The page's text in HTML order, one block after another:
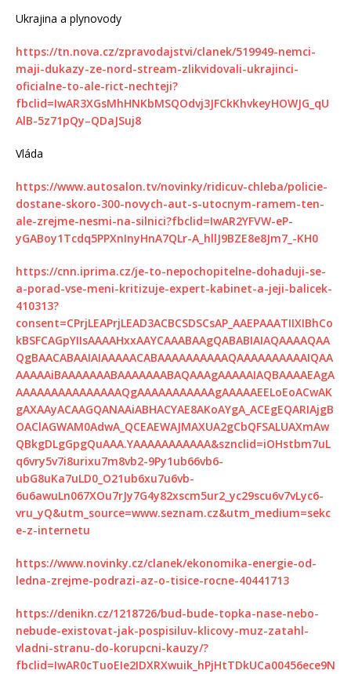
Ukrajina a plynovody
https://tn.nova.cz/zpravodajstvi/clanek/519949-nemci-
maji-dukazy-ze-nord-stream-zlikvidovali-ukrajinci-
oficialne-to-ale-rict-nechteji?
fbclid=IwAR3XGsMhHNKbMSQOdvj3JFCkKhvkeyHOWJG_qU
AlB-5z71pQy–QDaJSuj8
Vláda
https://www.autosalon.tv/novinky/ridicuv-chleba/policie-
dostane-skoro-300-novych-aut-s-utocnym-ramem-ten-
ale-zrejme-nesmi-na-silnici?fbclid=IwAR2YFVW-eP-
yGABoy1Tcdq5PPXnInyHnA7QLr-A_hllJ9BZE8e8Jm7_-KH0
https://cnn.iprima.cz/je-to-nepochopitelne-dohaduji-se-
a-porad-vse-meni-kritizuje-expert-kabinet-a-jeji-balicek-
410313?
consent=CPrjLEAPrjLEAD3ACBCSDSCsAP_AAEPAAATIIXIBhCo
kBSFCAGpYIIsAAAAHxxAAYCAAABAAgQABABIAIAQAAAAQAA
QgBAACABAAIAIAAAAACABAAAAAAAAAAQAAAAAAAAAAIQAA
AAAAAiBAAAAAAABAAAAAAABAQAAAgAAAAAIAQBAAAAEAgA
AAAAAAAAAAAAAAAQgAAAAAAAAAAAgAAAAAEELoEoACwAK
gAXAAyACAAGQANAAiABHACYAE8AKoAYgA_ACEgEQARIAjgB
OAClAGWAM0AdwA_QCEAEWAJMAXUA2gCbQFSALUAXmAw
QBkgDLgGpgQuAAA.YAAAAAAAAAAA&sznclid=iOHstbm7uL
q6vry5v7i8urixu7m8vb2-9Py1ub66vb6-
ubG8uKa7uLD0_O21ub6xu7u6vb-
6u6awuLn067XOu7rJy7G4y82xscm5ur2_yc29scu6v7vLyc6-
vru_yQ&utm_source=www.seznam.cz&utm_medium=sekc
e-z-internetu
https://www.novinky.cz/clanek/ekonomika-energie-od-
ledna-zrejme-podrazi-az-o-tisice-rocne-40441713
https://denikn.cz/1218726/bud-bude-topka-nase-nebo-
nebude-existovat-jak-pospisiluv-klicovy-muz-zatahl-
vladni-stranu-do-korupcni-kauzy/?
fbclid=IwAR0cTuoEIe2IDXRXwuik_hPjHtTDkUCa00456ece9N